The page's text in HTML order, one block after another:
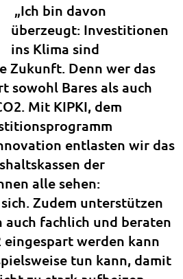
„Ich bin davon
überzeugt: Investitionen
ins Klima sind
Zukunft. Denn wer das
sowohl Bares als auch
Mit KIPKI, dem
entlasten wir das
der
alle sehen:
Zudem unterstützen
fachlich und beraten
eingespart werden kann
tun kann, damit